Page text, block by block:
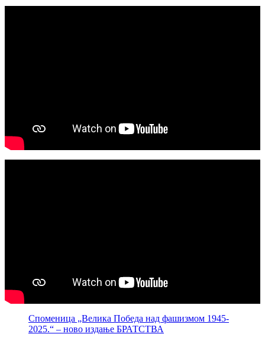
Споменица „Велика Победа над фашизмом 1945-
2025.“ – ново издање БРАТСТВА